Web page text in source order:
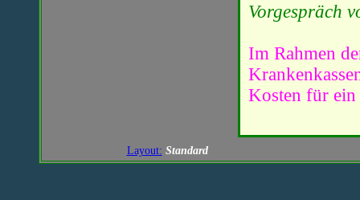
Vorgespräch
Im Rahmen
Kosten für
Layout: Standard